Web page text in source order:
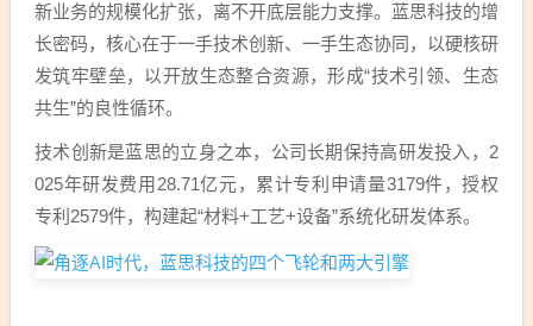
新业务的规模化扩张，离不开底层能力支撑。蓝思科技的增
长密码，核心在于一手技术创新、一手生态协同，以硬核研
发筑牢壁垒，以开放生态整合资源，形成“技术引领、生态
共生”的良性循环。
技术创新是蓝思的立身之本，公司长期保持高研发投入，2
025年研发费用28.71亿元，累计专利申请量3179件，授权
专利2579件，构建起“材料+工艺+设备”系统化研发体系。